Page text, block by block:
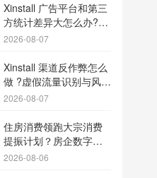
Xinstall 广告平台和第三
方统计差异大怎么办?数
据误差排查指南
2026-08-07
Xinstall 渠道反作弊怎么
做 ?虚假流量识别与风控
防刷解析
2026-08-07
住房消费领跑大宗消费
提振计划？房企数字化
转型加速线下场景智能
2026-08-06